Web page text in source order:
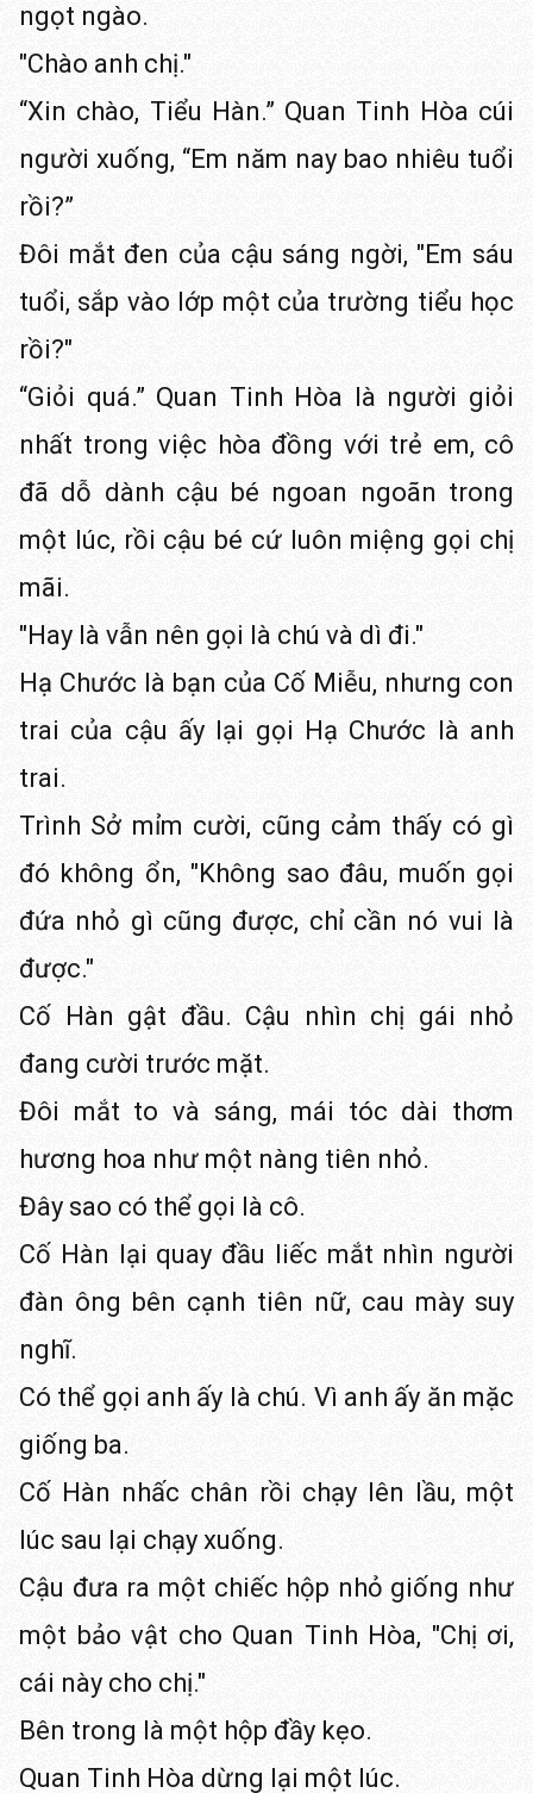
ngọt ngào.
"Chào anh chị."
“Xin chào, Tiểu Hàn.” Quan Tinh Hòa cúi
người xuống, “Em năm nay bao nhiêu tuổi
rồi?”
Đôi mắt đen của cậu sáng ngời, "Em sáu
tuổi, sắp vào lớp một của trường tiểu học
rồi?"
“Giỏi quá.” Quan Tinh Hòa là người giỏi
nhất trong việc hòa đồng với trẻ em, cô
đã dỗ dành cậu bé ngoan ngoãn trong
một lúc, rồi cậu bé cứ luôn miệng gọi chị
mãi.
"Hay là vẫn nên gọi là chú và dì đi."
Hạ Chước là bạn của Cố Miễu, nhưng con
trai của cậu ấy lại gọi Hạ Chước là anh
trai.
Trình Sở mỉm cười, cũng cảm thấy có gì
đó không ổn, "Không sao đâu, muốn gọi
đứa nhỏ gì cũng được, chỉ cần nó vui là
được."
Cố Hàn gật đầu. Cậu nhìn chị gái nhỏ
đang cười trước mặt.
Đôi mắt to và sáng, mái tóc dài thơm
hương hoa như một nàng tiên nhỏ.
Đây sao có thể gọi là cô.
Cố Hàn lại quay đầu liếc mắt nhìn người
đàn ông bên cạnh tiên nữ, cau mày suy
nghĩ.
Có thể gọi anh ấy là chú. Vì anh ấy ăn mặc
giống ba.
Cố Hàn nhấc chân rồi chạy lên lầu, một
lúc sau lại chạy xuống.
Cậu đưa ra một chiếc hộp nhỏ giống như
một bảo vật cho Quan Tinh Hòa, "Chị ơi,
cái này cho chị."
Bên trong là một hộp đầy kẹo.
Quan Tinh Hòa dừng lại một lúc.